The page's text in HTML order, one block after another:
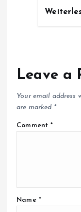
Leave a
Your email address
are marked *
Comment*
Name *